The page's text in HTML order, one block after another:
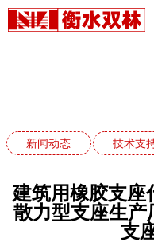
新闻动态 技术支
建筑用橡胶支座
散力型支座生产
支